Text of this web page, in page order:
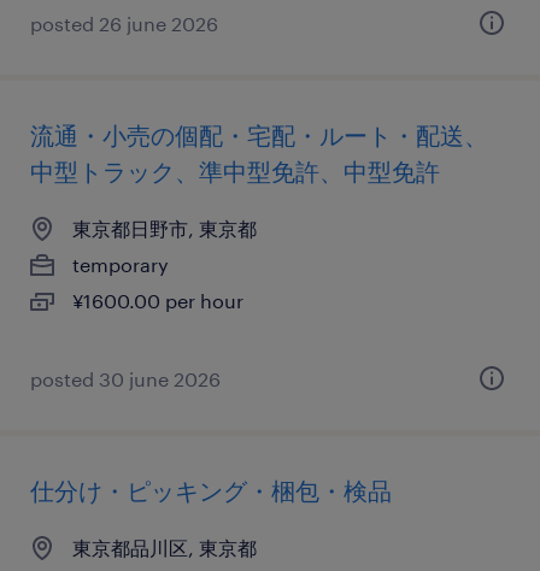
posted 26 june 2026
流通・小売の個配・宅配・ルート・配送、
中型トラック、準中型免許、中型免許
東京都日野市, 東京都
temporary
¥1600.00 per hour
posted 30 june 2026
仕分け・ピッキング・梱包・検品
東京都品川区, 東京都